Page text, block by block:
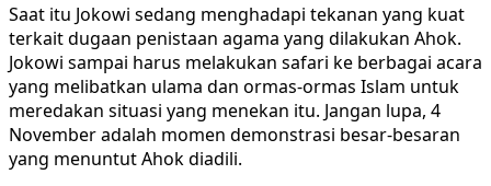
Saat itu Jokowi sedang menghadapi tekanan yang kuat
terkait dugaan penistaan agama yang dilakukan Ahok.
Jokowi sampai harus melakukan safari ke berbagai acara
yang melibatkan ulama dan ormas-ormas Islam untuk
meredakan situasi yang menekan itu. Jangan lupa, 4
November adalah momen demonstrasi besar-besaran
yang menuntut Ahok diadili.